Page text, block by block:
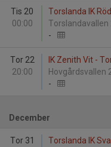
Tis 20
00:00
Torslanda IK
Torslandavallen
-
Tor 22
20:00
IK Zenith Vit -
Hovgårdsvallen
-
December
Tor 31
Torslanda IK